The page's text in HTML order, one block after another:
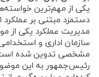
یکی از مهم‌ترین
دستمزد مبتنی بر
مدیریت عملکرد یکی از
سازمان اداری و
مشخصی تدوین شده است.
رئیس‌جمهور به این